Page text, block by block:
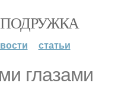
статьи
глазами